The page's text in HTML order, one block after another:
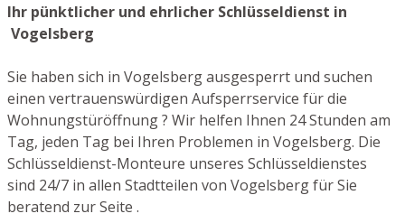
Ihr pünktlicher und ehrlicher Schlüsseldienst in
Vogelsberg
Sie haben sich in Vogelsberg ausgesperrt und suchen
einen vertrauenswürdigen Aufsperrservice für die
Wohnungstüröffnung ? Wir helfen Ihnen 24 Stunden am
Tag, jeden Tag bei Ihren Problemen in Vogelsberg. Die
Schlüsseldienst-Monteure unseres Schlüsseldienstes
sind 24/7 in allen Stadtteilen von Vogelsberg für Sie
beratend zur Seite .